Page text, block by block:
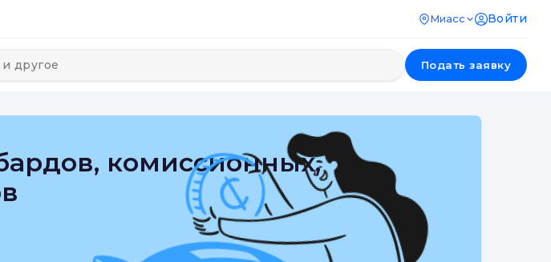
Миасс Войти
Подать заявку
комиссионных,